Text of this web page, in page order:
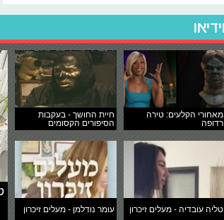
מאחורי הקלעים: טירה
רדופה
חיית החושך - בעקבות
הסיפורים הקסומים
טליה עובדיה - מעלים זיכרון עומר נודלמן - מעלים זיכרון